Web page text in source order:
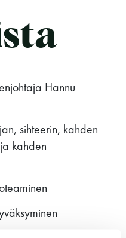
12 €
Hannu
sihteerin, kahden
kahden